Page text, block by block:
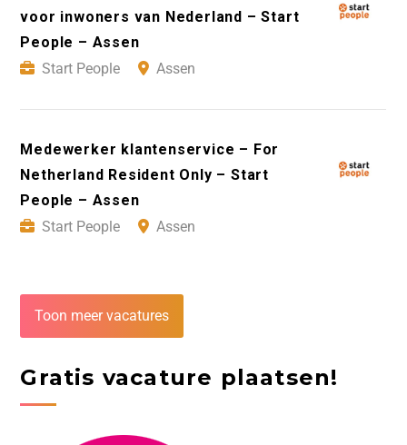
voor inwoners van Nederland – Start
People – Assen
Start People
Assen
Medewerker klantenservice – For
Netherland Resident Only – Start
People – Assen
Start People
Assen
Toon meer vacatures
Gratis vacature plaatsen!